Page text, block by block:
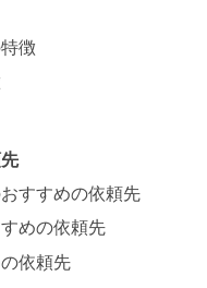
徴
すすめの依頼先
めの依頼先
依頼先